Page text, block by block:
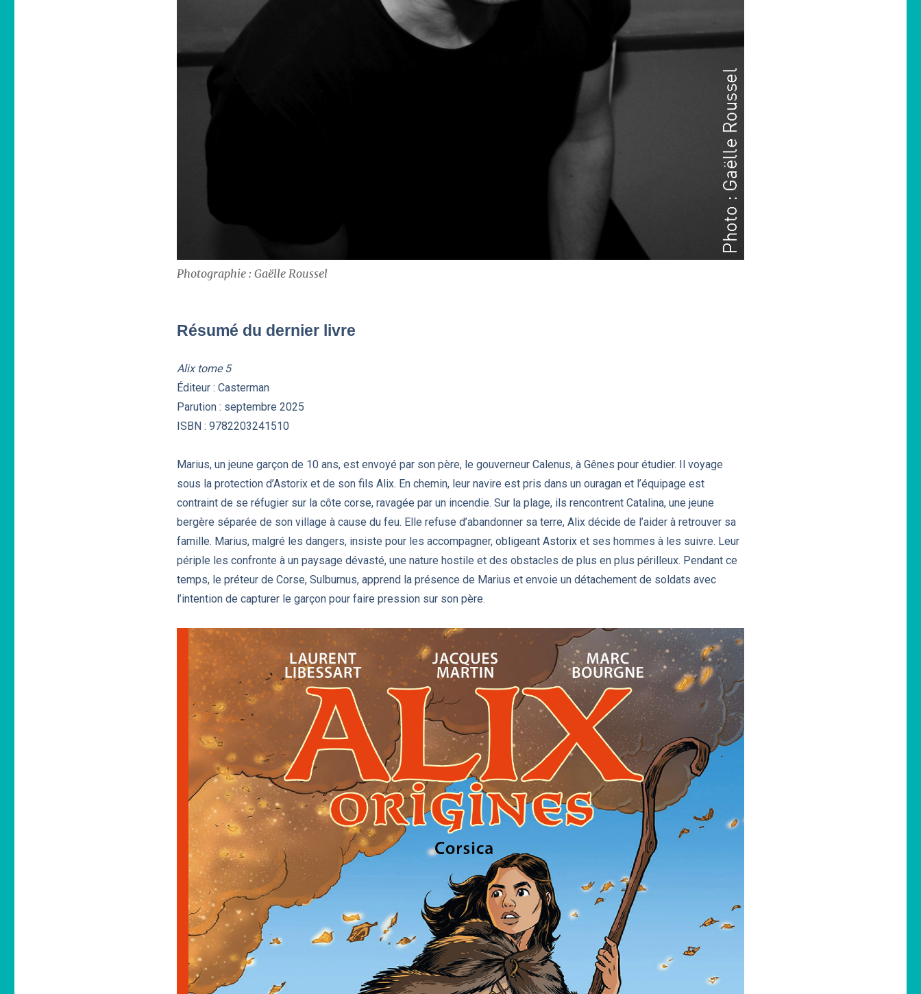
Photographie : Gaëlle Roussel
Résumé du dernier livre
Alix tome 5
Éditeur : Casterman
Parution : septembre 2025
ISBN : 9782203241510
Marius, un jeune garçon de 10 ans, est envoyé par son père, le gouverneur Calenus, à Gênes pour étudier. Il voyage
sous la protection d’Astorix et de son fils Alix. En chemin, leur navire est pris dans un ouragan et l’équipage est
contraint de se réfugier sur la côte corse, ravagée par un incendie. Sur la plage, ils rencontrent Catalina, une jeune
bergère séparée de son village à cause du feu. Elle refuse d’abandonner sa terre, Alix décide de l’aider à retrouver sa
famille. Marius, malgré les dangers, insiste pour les accompagner, obligeant Astorix et ses hommes à les suivre. Leur
périple les confronte à un paysage dévasté, une nature hostile et des obstacles de plus en plus périlleux. Pendant ce
temps, le préteur de Corse, Sulburnus, apprend la présence de Marius et envoie un détachement de soldats avec
l’intention de capturer le garçon pour faire pression sur son père.